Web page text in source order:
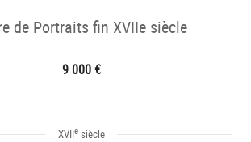
de Portraits fin XVIIe siècle
9 000 €
XVIIe siècle